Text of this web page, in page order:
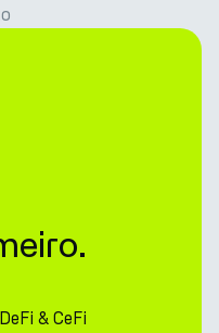
& CeFi